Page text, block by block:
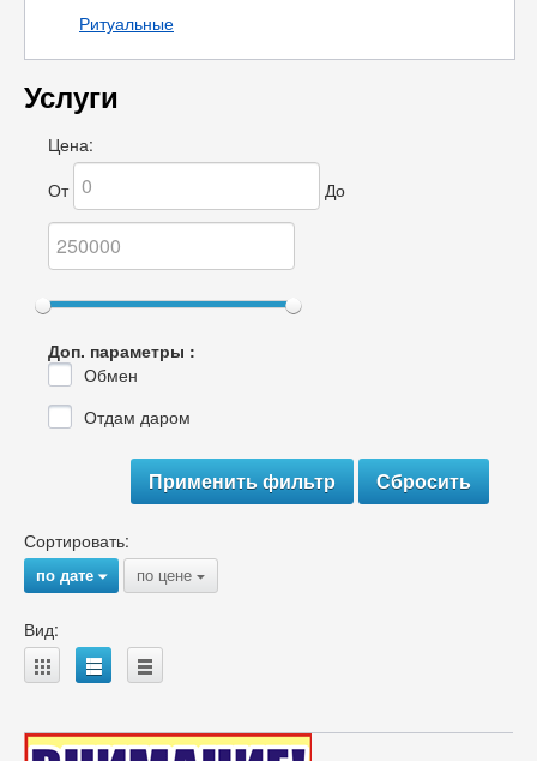
Ритуальные
Услуги
Цена:
От
До
Доп. параметры :
Обмен
Отдам даром
Сортировать:
по дате{ по цене {
Вид:
A B C